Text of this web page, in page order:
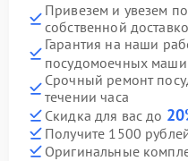
Привезем и увезем
собственной
Гарантия на наши
посудомоечных
Срочный ремонт
течении часа
Скидка для вас до
Получите 1500
Оригинальные